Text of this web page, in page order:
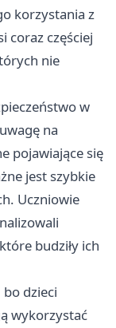
korzystania z
coraz częściej
nie
w
na
pojawiające się
jest szybkie
Uczniowie
budziły ich
dzieci
wykorzystać